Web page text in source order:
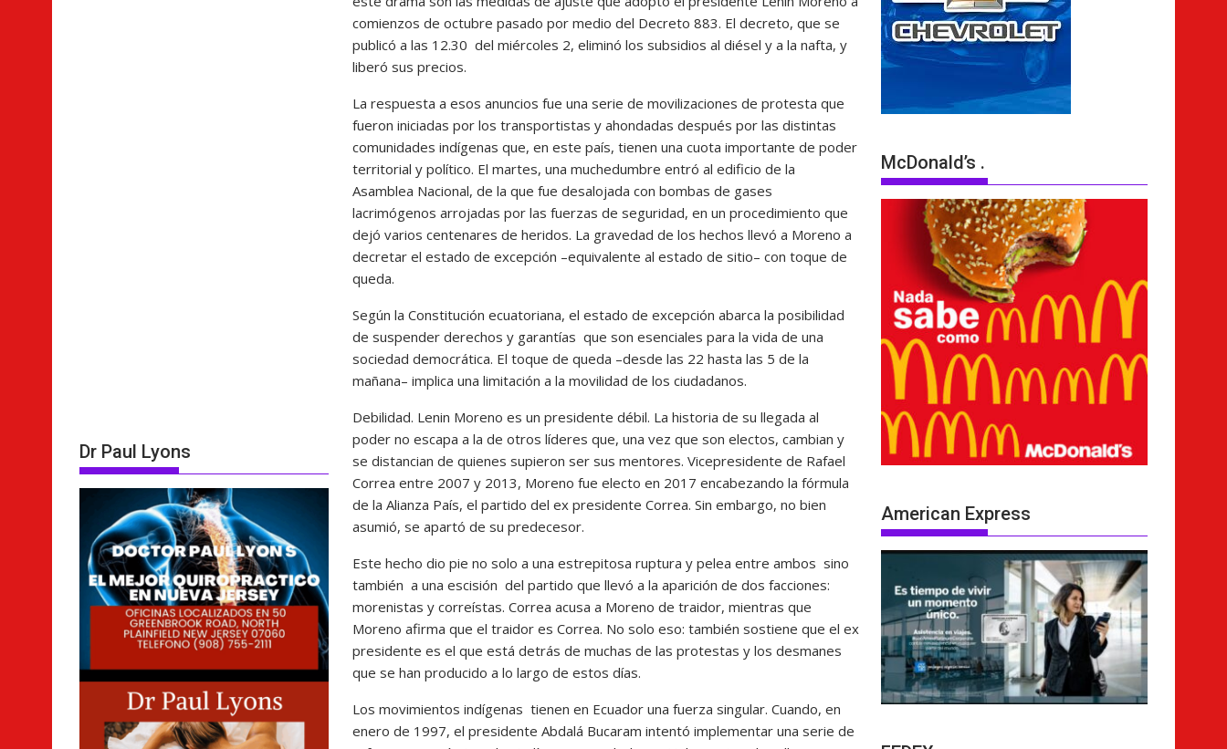
comienzos de octubre pasado por medio del Decreto 883. El decreto, que se
publicó a las 12.30 del miércoles 2, eliminó los subsidios al diésel y a la nafta, y
liberó sus precios.
La respuesta a esos anuncios fue una serie de movilizaciones de protesta que
fueron iniciadas por los transportistas y ahondadas después por las distintas
comunidades indígenas que, en este país, tienen una cuota importante de poder
territorial y político. El martes, una muchedumbre entró al edificio de la
Asamblea Nacional, de la que fue desalojada con bombas de gases
lacrimógenos arrojadas por las fuerzas de seguridad, en un procedimiento que
dejó varios centenares de heridos. La gravedad de los hechos llevó a Moreno a
decretar el estado de excepción –equivalente al estado de sitio– con toque de
queda.
Según la Constitución ecuatoriana, el estado de excepción abarca la posibilidad
de suspender derechos y garantías que son esenciales para la vida de una
sociedad democrática. El toque de queda –desde las 22 hasta las 5 de la
mañana– implica una limitación a la movilidad de los ciudadanos.
Debilidad. Lenin Moreno es un presidente débil. La historia de su llegada al
poder no escapa a la de otros líderes que, una vez que son electos, cambian y
se distancian de quienes supieron ser sus mentores. Vicepresidente de Rafael
Correa entre 2007 y 2013, Moreno fue electo en 2017 encabezando la fórmula
de la Alianza País, el partido del ex presidente Correa. Sin embargo, no bien
asumió, se apartó de su predecesor.
Este hecho dio pie no solo a una estrepitosa ruptura y pelea entre ambos sino
también a una escisión del partido que llevó a la aparición de dos facciones:
morenistas y correístas. Correa acusa a Moreno de traidor, mientras que
Moreno afirma que el traidor es Correa. No solo eso: también sostiene que el ex
presidente es el que está detrás de muchas de las protestas y los desmanes
que se han producido a lo largo de estos días.
Los movimientos indígenas tienen en Ecuador una fuerza singular. Cuando, en
enero de 1997, el presidente Abdalá Bucaram intentó implementar una serie de
Dr Paul Lyons
McDonald’s .
American Express